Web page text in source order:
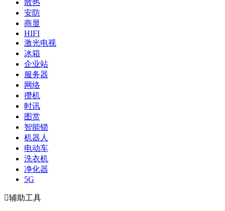
散热
安防
商显
HIFI
激光电视
冰箱
企业站
服务器
网络
攒机
时讯
图赏
智能锁
机器人
电动车
洗衣机
净化器
5G
辅助工具